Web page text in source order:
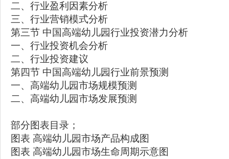
二、行业盈利因素分析
三、行业营销模式分析
第三节 中国高端幼儿园行业投资潜力分析
一、行业投资机会分析
二、行业投资建议
第四节 中国高端幼儿园行业前景预测
一、高端幼儿园市场规模预测
二、高端幼儿园市场发展预测
部分图表目录；
图表 高端幼儿园市场产品构成图
图表 高端幼儿园市场生命周期示意图